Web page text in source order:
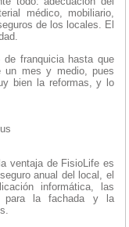
médico, mobiliario,
de los locales. El
franquicia hasta que
un mes y medio, pues
bien la reformas, y lo
ventaja de FisioLife es
anual del local, el
informática, las
para la fachada y la